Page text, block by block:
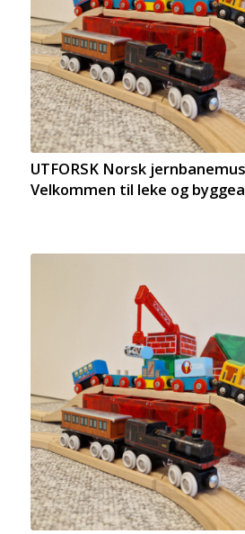
UTFORSK Norsk
Velkommen til leke og